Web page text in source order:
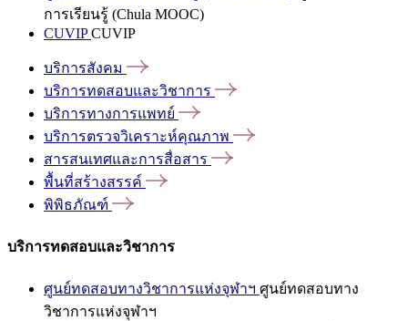
การเรียนรู้ (Chula MOOC)
CUVIPCUVIP
บริการสังคม
บริการทดสอบและวิชาการ
บริการทางการแพทย์
บริการตรวจวิเคราะห์คุณภาพ
สารสนเทศและการสื่อสาร
พื้นที่สร้างสรรค์
พิพิธภัณฑ์
บริการทดสอบและวิชาการ
ศูนย์ทดสอบทางวิชาการแห่งจุฬาฯ ศูนย์ทดสอบทาง
วิชาการแห่งจุฬาฯ